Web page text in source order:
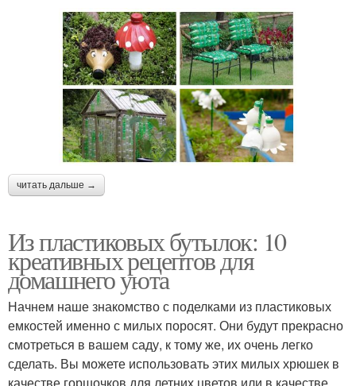
читать дальше →
Из пластиковых бутылок: 10
креативных рецептов для
домашнего уюта
Начнем наше знакомство с поделками из пластиковых
емкостей именно с милых поросят. Они будут прекрасно
смотреться в вашем саду, к тому же, их очень легко
сделать. Вы можете использовать этих милых хрюшек в